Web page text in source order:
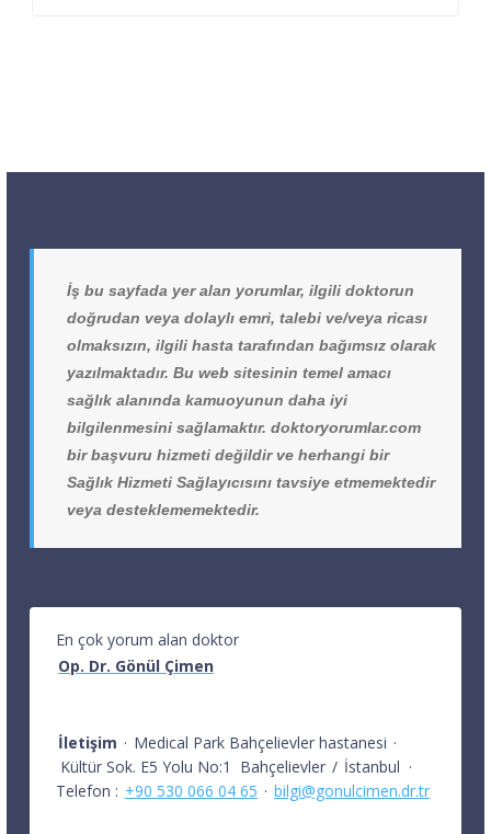
İş bu sayfada yer alan yorumlar, ilgili doktorun
doğrudan veya dolaylı emri, talebi ve/veya ricası
olmaksızın, ilgili hasta tarafından bağımsız olarak
yazılmaktadır. Bu web sitesinin temel amacı
sağlık alanında kamuoyunun daha iyi
bilgilenmesini sağlamaktır. doktoryorumlar.com
bir başvuru hizmeti değildir ve herhangi bir
Sağlık Hizmeti Sağlayıcısını tavsiye etmemektedir
veya desteklememektedir.
En çok yorum alan doktor
Op. Dr. Gönül Çimen
İletişim · Medical Park Bahçelievler hastanesi ·
Kültür Sok. E5 Yolu No:1
Bahçelievler / İstanbul ·
Telefon : +90 530 066 04 65 · bilgi@gonulcimen.dr.tr